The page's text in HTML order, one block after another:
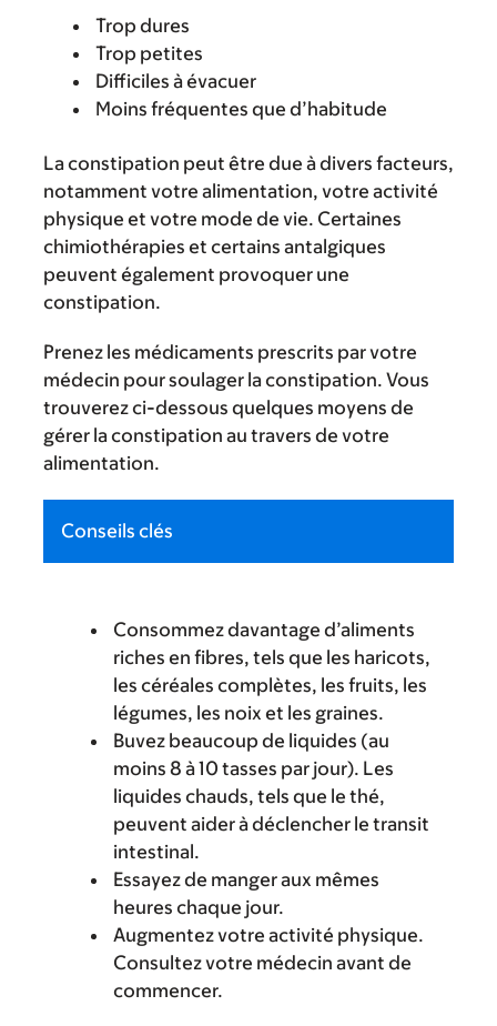
Trop dures
Trop petites
Difficiles à évacuer
Moins fréquentes que d’habitude
La constipation peut être due à divers facteurs,
notamment votre alimentation, votre activité
physique et votre mode de vie. Certaines
chimiothérapies et certains antalgiques
peuvent également provoquer une
constipation.
Prenez les médicaments prescrits par votre
médecin pour soulager la constipation. Vous
trouverez ci-dessous quelques moyens de
gérer la constipation au travers de votre
alimentation.
Conseils clés
Consommez davantage d’aliments
riches en fibres, tels que les haricots,
les céréales complètes, les fruits, les
légumes, les noix et les graines.
Buvez beaucoup de liquides (au
moins 8 à 10 tasses par jour). Les
liquides chauds, tels que le thé,
peuvent aider à déclencher le transit
intestinal.
Essayez de manger aux mêmes
heures chaque jour.
Augmentez votre activité physique.
Consultez votre médecin avant de
commencer.